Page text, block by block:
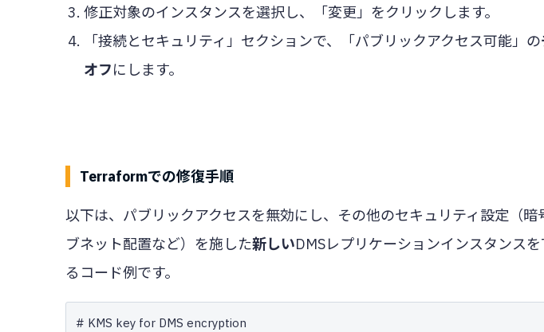
修正対象のインスタンスを選択し、「変更」をクリックします。
「接続とセキュリティ」セクションで、「パブリックアクセス可能」の
オフにします。
Terraformでの修復手順
以下は、パブリックアクセスを無効にし、その他のセキュリティ設定（暗
ブネット配置など）を施した新しいDMSレプリケーションインスタンス
るコード例です。
# KMS key for DMS encryption